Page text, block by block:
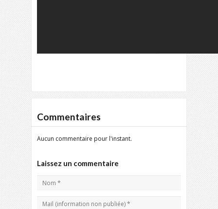
Commentaires
Aucun commentaire pour l'instant.
Laissez un commentaire